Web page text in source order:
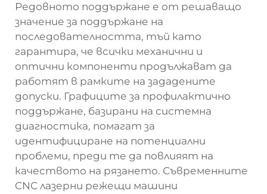
Редовното поддържане е от решаващо
значение за поддържане на
последователността, тъй като
гарантира, че всички механични и
оптични компоненти продължават да
работят в рамките на зададените
допуски. Графиците за профилактично
поддържане, базирани на системна
диагностика, помагат за
идентифициране на потенциални
проблеми, преди те да повлияят на
качеството на рязането. Съвременните
CNC лазерни режещи машини